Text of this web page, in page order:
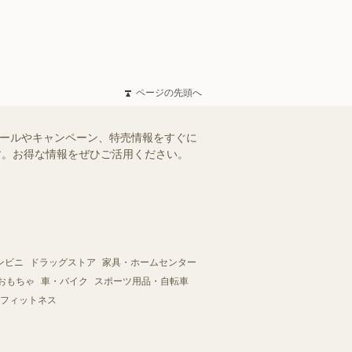
ページの先頭へ
ルやキャンペーン、特売情報をすぐに
お得な情報をぜひご活用ください。
ビニ ドラッグストア
家具・ホームセンター
もちゃ
車・バイク
スポーツ用品・自転車
ィットネス